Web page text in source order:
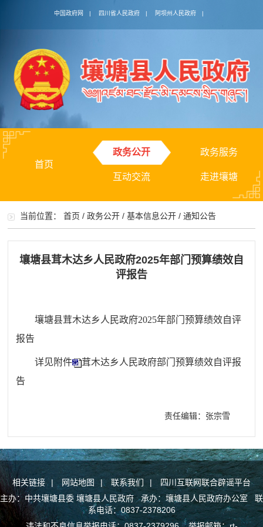
中国政府网 | 四川省人民政府 | 阿坝州人民政府 |
首页
政务公开 政务服务
互动交流 走进壤塘
当前位置：首页 /政务公开 /基本信息公开 /通知公告
壤塘县茸木达乡人民政府2025年部门预算绩效自
评报告
壤塘县茸木达乡人民政府2025年部门预算绩效自评
报告
详见附件
茸木达乡人民政府部门预算绩效自评报
告
责任编辑：张宗雪
相关链接 | 网站地图 | 联系我们 |
四川互联网联合辟谣平台
主办：中共壤塘县委 壤塘县人民政府 承办：壤塘县人民政府办公室 联
系电话：0837-2378206